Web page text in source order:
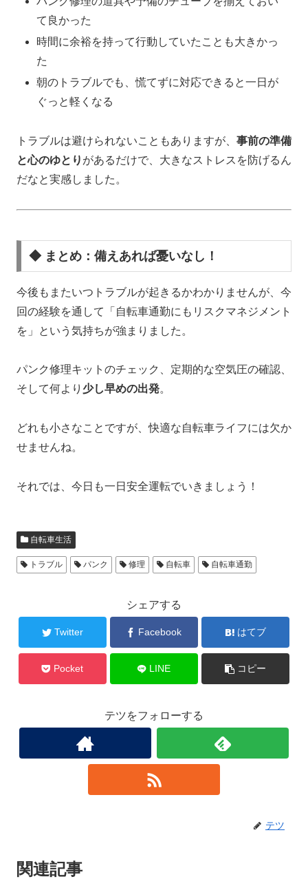
て良かった
時間に余裕を持って行動していたことも大きかっ
た
朝のトラブルでも、慌てずに対応できると一日が
ぐっと軽くなる
トラブルは避けられないこともありますが、 事前の準備
と心のゆとり があるだけで、大きなストレスを防げるん
だなと実感しました。
◆ まとめ：備えあれば憂いなし！
今後もまたいつトラブルが起きるかわかりませんが、今
回の経験を通して「自転車通勤にもリスクマネジメント
を」という気持ちが強まりました。
パンク修理キットのチェック、定期的な空気圧の確認、
そして何より 少し早めの出発。
どれも小さなことですが、快適な自転車ライフには欠か
せませんね。
それでは、今日も一日安全運転でいきましょう！
自転車生活
トラブル パンク 修理 自転車 自転車通勤
シェアする
Twitter Facebook はてブ
Pocket LINE コピー
テツをフォローする
テツ
関連記事